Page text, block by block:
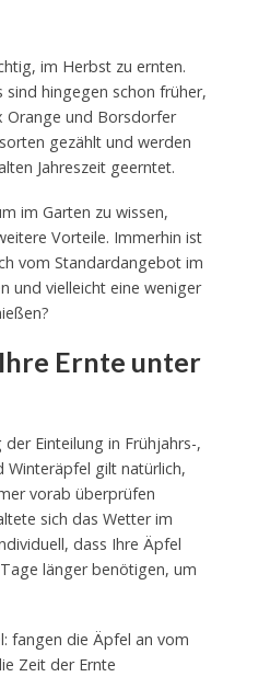
im Herbst zu ernten.
sind hingegen schon früher,
Orange und Borsdorfer
gezählt und werden
Jahreszeit geerntet.
im Garten zu wissen,
Vorteile. Immerhin ist
vom Standardangebot im
und vielleicht eine weniger
Ernte unter
Einteilung in Frühjahrs-,
Winteräpfel gilt natürlich,
vorab überprüfen
sich das Wetter im
dass Ihre Äpfel
länger benötigen, um
fangen die Äpfel an vom
Zeit der Ernte